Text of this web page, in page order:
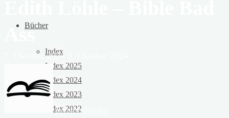
Bücher
Index
Index 2025
Index 2024
Index 2023
Index 2022
Ass
7. Oktober 2024
Rezensoehnchen